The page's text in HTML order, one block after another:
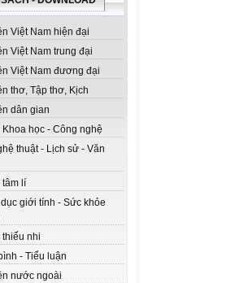
Việt Nam hiện đại
Việt Nam trung đại
Việt Nam đương đại
thơ, Tập thơ, Kịch
dân gian
Khoa học - Công nghệ
thuật - Lịch sử - Văn
tâm lí
giới tính - Sức khỏe
thiếu nhi
- Tiểu luận
nước ngoài